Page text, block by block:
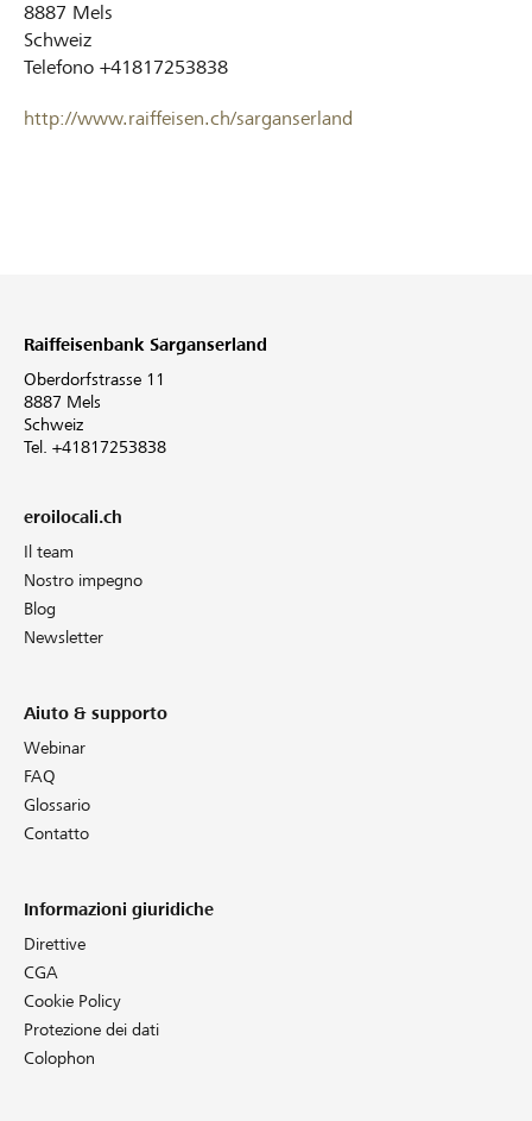
8887 Mels
Schweiz
Telefono +41817253838
http://www.raiffeisen.ch/sarganserland
Raiffeisenbank Sarganserland
Oberdorfstrasse 11
8887 Mels
Schweiz
Tel. +41817253838
eroilocali.ch
Il team
Nostro impegno
Blog
Newsletter
Aiuto & supporto
Webinar
FAQ
Glossario
Contatto
Informazioni giuridiche
Direttive
CGA
Cookie Policy
Protezione dei dati
Colophon